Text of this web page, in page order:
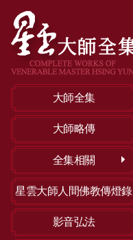
大師全集
大師略傳
全集相關
星雲大師人間佛教傳燈錄
影音弘法